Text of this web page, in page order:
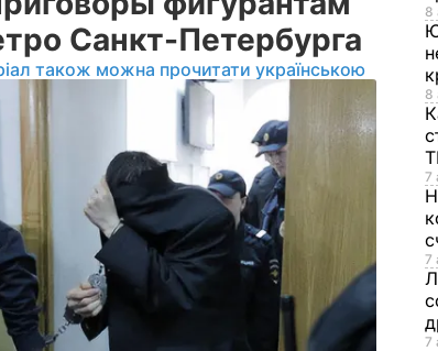
Санкт-Петербурга
також можна прочитати українською
8
8
7
7
7